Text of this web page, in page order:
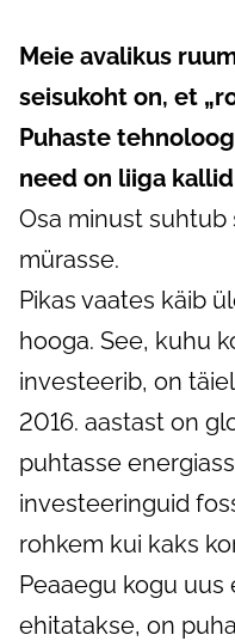
Meie avalikus
seisukoht on, et
Puhaste
need on liiga
Osa minust
mürasse.
Pikas vaates käib
hooga. See, kuhu
investeerib, on
2016. aastast on
puhtasse
investeeringuid
rohkem kui kaks
Peaaegu kogu uus
ehitatakse, on